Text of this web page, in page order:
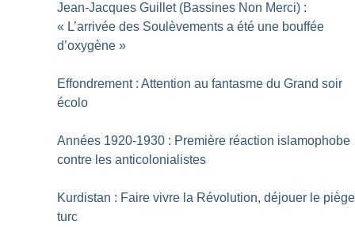
Jean-Jacques Guillet (Bassines Non Merci) :
« L’arrivée des Soulèvements a été une bouffée
d’oxygène »
Effondrement : Attention au fantasme du Grand soir
écolo
Années 1920-1930 : Première réaction islamophobe
contre les anticolonialistes
Kurdistan : Faire vivre la Révolution, déjouer le piège
turc